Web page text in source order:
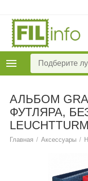
АЛЬБОМ
ФУТЛЯРА,
LEUCHTTURM
Главная / Аксессуары /